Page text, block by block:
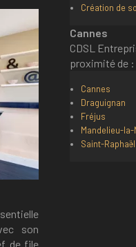
son
de file
Création de
Cannes
CDSL
proximité de :
Cannes
Draguignan
Fréjus
Mandelieu-la-
Saint-Raphaël